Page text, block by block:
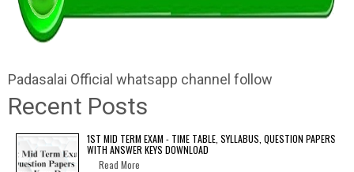
Padasalai Official whatsapp channel follow
Recent Posts
1ST MID TERM EXAM - TIME TABLE, SYLLABUS, QUESTION PAPERS
WITH ANSWER KEYS DOWNLOAD
Read More